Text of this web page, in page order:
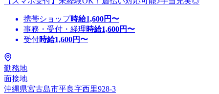
携帯ショップ時給1,600円〜
事務・受付・経理時給1,600円〜
受付時給1,600円〜
勤務地
面接地
沖縄県宮古島市平良字西里928-3